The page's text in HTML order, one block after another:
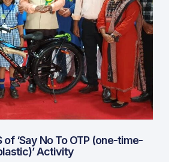
of ‘Say No To OTP (one-time-
Activity